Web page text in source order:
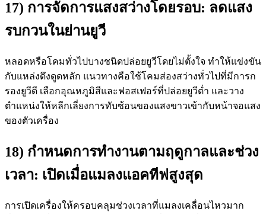
17) การจัดการแสงสว่างโดยรอบ: ลดแสง
รบกวนในย่านยูวี
หลอดหรือโคมทั่วไปบางชนิดปล่อยยูวีโดยไม่ตั้งใจ ทำให้แข่งขัน
กับแหล่งดึงดูดหลัก แนวทางคือใช้โคมส่องสว่างทั่วไปที่มีการก
รองยูวีดี เลือกอุณหภูมิสีและฟอสเฟอร์ที่ปล่อยยูวีต่ำ และวาง
ตำแหน่งให้หลีกเลี่ยงการทับซ้อนของแสงขาวเข้ากับหน้าจอแสง
ของตัวเครื่อง
18) กำหนดการทำงานตามฤดูกาลและช่วง
เวลา: เปิดเมื่อแมลงแอคทีฟสูงสุด
การเปิดเครื่องให้ครอบคลุมช่วงเวลาที่แมลงเคลื่อนไหวมาก